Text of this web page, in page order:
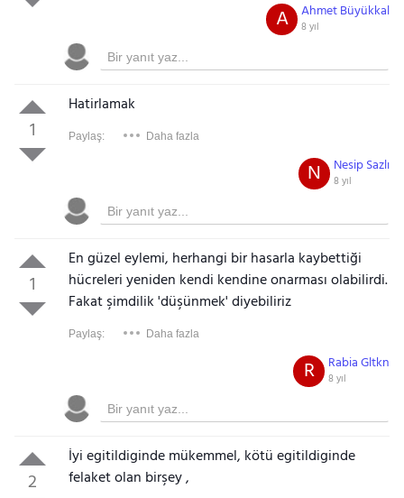
Ahmet Büyükkal
8 yıl
A
1
Hatirlamak
Paylaş: Daha fazla
Nesip Sazlı
8 yıl
N
1
En güzel eylemi, herhangi bir hasarla kaybettiği
hücreleri yeniden kendi kendine onarması olabilirdi.
Fakat şimdilik 'düşünmek' diyebiliriz
Paylaş: Daha fazla
Rabia Gltkn
8 yıl
R
2
İyi egitildiginde mükemmel, kötü egitildiginde
felaket olan birşey ,